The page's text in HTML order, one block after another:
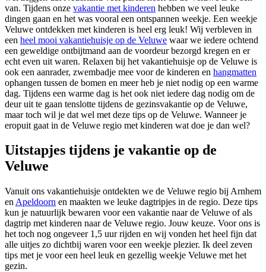
van. Tijdens onze vakantie met kinderen hebben we veel leuke
dingen gaan en het was vooral een ontspannen weekje. Een weekje
Veluwe ontdekken met kinderen is heel erg leuk! Wij verbleven in
een heel mooi vakantiehuisje op de Veluwe waar we iedere ochtend
een geweldige ontbijtmand aan de voordeur bezorgd kregen en er
echt even uit waren. Relaxen bij het vakantiehuisje op de Veluwe is
ook een aanrader, zwembadje mee voor de kinderen en hangmatten
ophangen tussen de bomen en meer heb je niet nodig op een warme
dag. Tijdens een warme dag is het ook niet iedere dag nodig om de
deur uit te gaan tenslotte tijdens de gezinsvakantie op de Veluwe,
maar toch wil je dat wel met deze tips op de Veluwe. Wanneer je
eropuit gaat in de Veluwe regio met kinderen wat doe je dan wel?
Uitstapjes tijdens je vakantie op de
Veluwe
Vanuit ons vakantiehuisje ontdekten we de Veluwe regio bij Arnhem
en Apeldoorn en maakten we leuke dagtripjes in de regio. Deze tips
kun je natuurlijk bewaren voor een vakantie naar de Veluwe of als
dagtrip met kinderen naar de Veluwe regio. Jouw keuze. Voor ons is
het toch nog ongeveer 1,5 uur rijden en wij vonden het heel fijn dat
alle uitjes zo dichtbij waren voor een weekje plezier. Ik deel zeven
tips met je voor een heel leuk en gezellig weekje Veluwe met het
gezin.